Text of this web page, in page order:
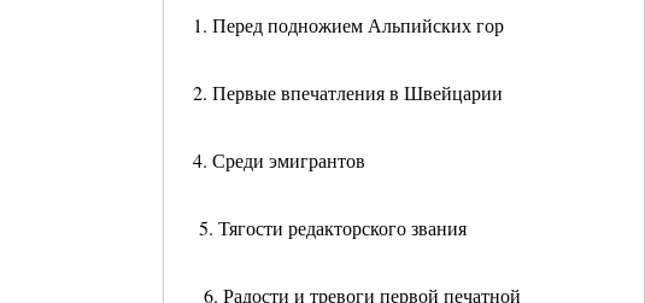
1. Перед подножием Альпийских гор
2. Первые впечатления в Швейцарии
4. Среди эмигрантов
5. Тягости редакторского звания
6. Радости и тревоги первой печатной